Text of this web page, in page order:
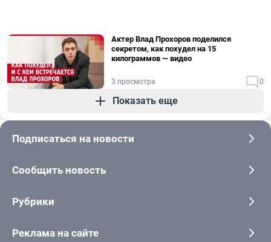
Актер Влад Прохоров поделился
секретом, как похудел на 15
килограммов — видео
3 просмотра 0
Показать еще
Подписаться на новости
Сообщить новость
Рубрики
Реклама на сайте